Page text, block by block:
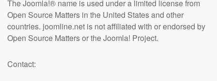
The Joomla!® name is used under a limited license from
Open Source Matters in the United States and other
countries. joomline.net is not affiliated with or endorsed by
Open Source Matters or the Joomla! Project.
Contact: